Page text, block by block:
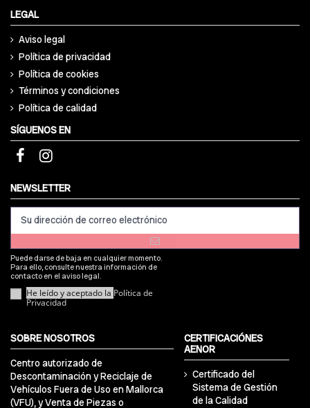
LEGAL
Aviso legal
Política de privacidad
Política de cookies
Términos y condiciones
Política de calidad
SÍGUENOS EN
NEWSLETTER
Puede darse de baja en cualquier momento.
Para ello, consulte nuestra información de
contacto en el aviso legal.
He leído y aceptado la Política de
Privacidad
SOBRE NOSOTROS
Centro autorizado de
Descontaminación y Reciclaje de
Vehículos Fuera de Uso en Mallorca
(VFU), y Venta de Piezas o
CERTIFICACIÓNES
AENOR
Certificado del
Sistema de Gestión
de la Calidad